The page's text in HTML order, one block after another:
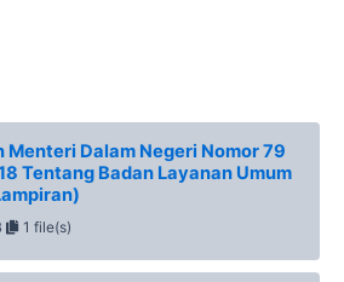
Menteri Dalam Negeri Nomor 79
Tentang Badan Layanan Umum
1 file(s)